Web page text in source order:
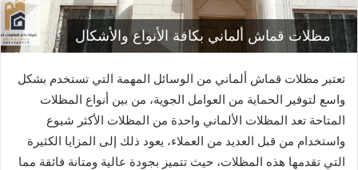
مظلات قماش ألماني بكافة الأنواع والأشكال
تعتبر مظلات قماش ألماني من الوسائل المهمة التي تستخدم بشكل
واسع لتوفير الحماية من العوامل الجوية، من بين أنواع المظلات
المتاحة تعد المظلات الألماني واحدة من المظلات الأكثر شيوع
واستخدام من قبل العديد من العملاء، يعود ذلك إلى المزايا الكثيرة
التي تقدمها هذه المظلات، حيث تتميز بجودة عالية ومتانة فائقة مما